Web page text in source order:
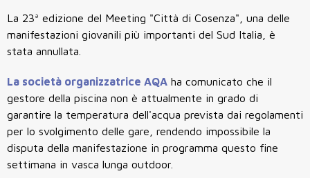
La 23ª edizione del Meeting "Città di Cosenza", una delle
manifestazioni giovanili più importanti del Sud Italia, è
stata annullata.
La società organizzatrice AQA ha comunicato che il
gestore della piscina non è attualmente in grado di
garantire la temperatura dell'acqua prevista dai regolamenti
per lo svolgimento delle gare, rendendo impossibile la
disputa della manifestazione in programma questo fine
settimana in vasca lunga outdoor.